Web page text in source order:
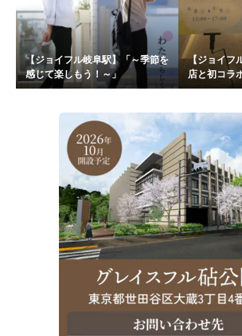
【ジョイフル岐阜駅】「～季節を
感じて楽しもう！～」
【ジョイフ
店と初コラ